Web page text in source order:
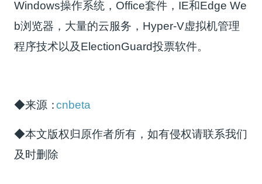
Windows操作系统，Office套件，IE和Edge We
b浏览器，大量的云服务，Hyper-V虚拟机管理
程序技术以及ElectionGuard投票软件。
◆来源：cnbeta
◆本文版权归原作者所有，如有侵权请联系我们
及时删除